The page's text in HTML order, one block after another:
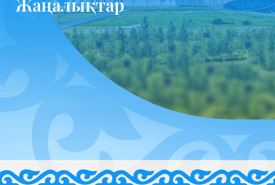
Жаңалықтар